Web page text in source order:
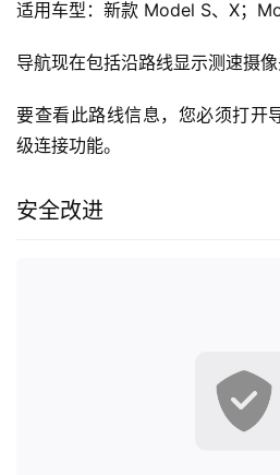
适用车型：新款 Model S、X；
导航现在包括沿路线显示测速摄像
要查看此路线信息，您必须打开
级连接功能。
安全改进